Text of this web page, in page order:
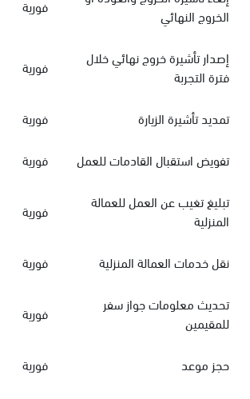
الخروج النهائي
فورية
إصدار تأشيرة خروج نهائي خلال
فترة التجربة
فورية
تمديد تأشيرة الزيارة
فورية
تفويض استقبال القادمات للعمل
فورية
تبليغ تغيب عن العمل للعمالة
المنزلية
فورية
نقل خدمات العمالة المنزلية
فورية
تحديث معلومات جواز سفر
للمقيمين
فورية
حجز موعد
فورية